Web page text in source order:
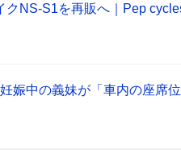
クNS-S1を再販へ｜Pep
娠中の義妹が「車内の座席